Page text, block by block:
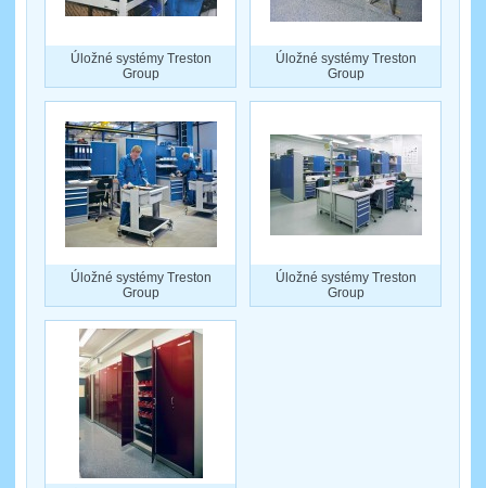
Úložné systémy Treston
Group
Úložné systémy Treston
Group
Úložné systémy Treston
Group
Úložné systémy Treston
Group